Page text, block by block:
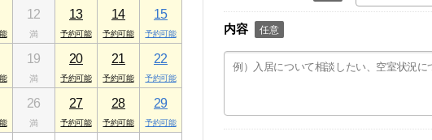
12 13 14 15
19 20 21 22
26 27 28 29
内容 任意